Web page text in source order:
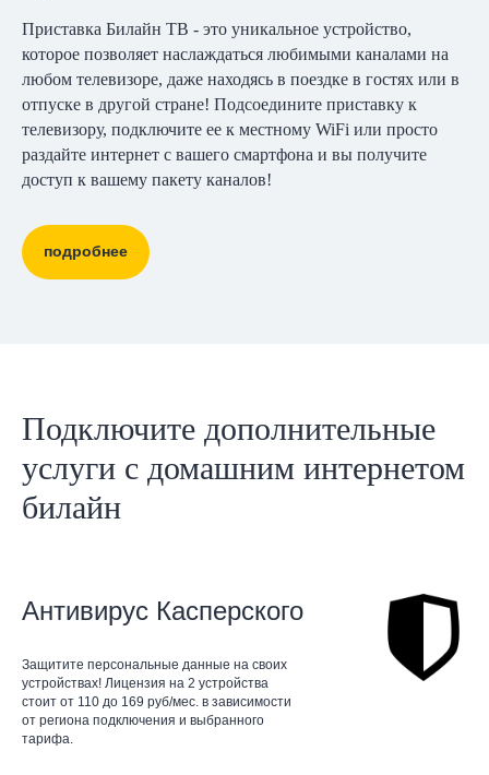
Приставка Билайн ТВ - это уникальное устройство,
которое позволяет наслаждаться любимыми каналами на
любом телевизоре, даже находясь в поездке в гостях или в
отпуске в другой стране! Подсоедините приставку к
телевизору, подключите ее к местному WiFi или просто
раздайте интернет с вашего смартфона и вы получите
доступ к вашему пакету каналов!
подробнее
Подключите дополнительные
услуги с домашним интернетом
билайн
Антивирус Касперского
Защитите персональные данные на своих
устройствах! Лицензия на 2 устройства
стоит от 110 до 169 руб/мес. в зависимости
от региона подключения и выбранного
тарифа.